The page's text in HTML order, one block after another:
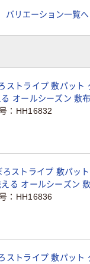
バリエーション一覧へ
ストライプ 敷パット
オールシーズン 敷
ドパット 新生活 寝具
HH16832
ろストライプ 敷パッ
る オールシーズン 敷
ッドパット 新生活 寝
HH16836
ストライプ 敷パット